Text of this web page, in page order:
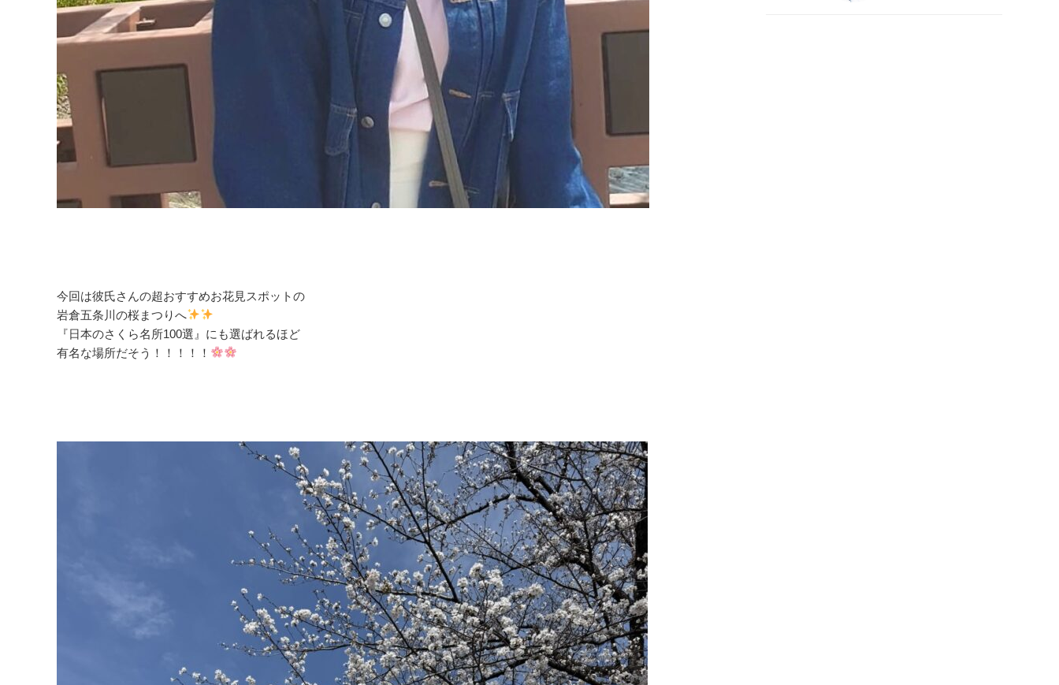
今回は彼氏さんの超おすすめお花見スポットの
岩倉五条川の桜まつりへ
『日本のさくら名所100選』にも選ばれるほど
有名な場所だそう！！！！！